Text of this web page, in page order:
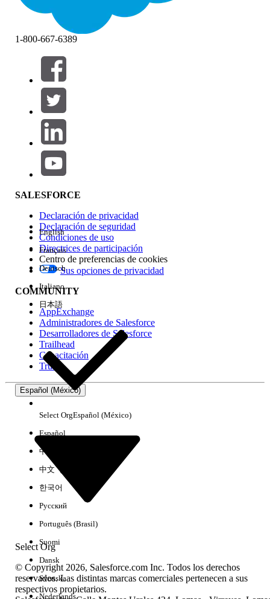
Filtros (0)
SELECCIONAR FILTROS
Área de productos
Repercusión de función
Edición
Experiencia
No hay resultados
1-800-667-6389
SALESFORCE
Declaración de privacidad
Declaración de seguridad
Condiciones de uso
Directrices de participación
Centro de preferencias de cookies
Sus opciones de privacidad
COMMUNITY
AppExchange
Administradores de Salesforce
Desarrolladores de Salesforce
Trailhead
Capacitación
Trust
Español (México)
Select Org
English
Français
Deutsch
Italiano
日本語
Select OrgEspañol (México)
Español
中文（简体）
中文（繁體）
한국어
Русский
Português (Brasil)
Suomi
Dansk
Svenska
Nederlands
© Copyright 2026, Salesforce.com Inc. Todos los derechos
reservados. Las distintas marcas comerciales pertenecen a sus
respectivos propietarios.